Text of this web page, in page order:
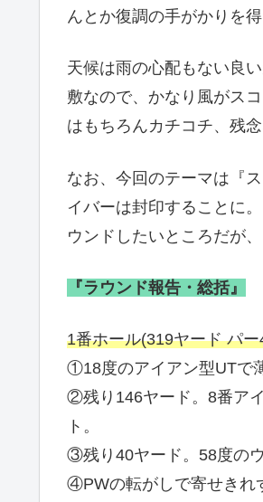
んとか復調の手がかりを得
天候は雨の心配もない良
敷なので、かなり風がス
はもちろんカチコチ、残
なお、今回のテーマは『
イバーは封印することに
ウンドしたいところだが
『ラウンド報告・総括』
1番ホール(319ヤード パー
①18度のアイアン型UTで
②残り146ヤード。8番ア
ト。
③残り40ヤード。58度の
④PWの転がしで寄せきれ